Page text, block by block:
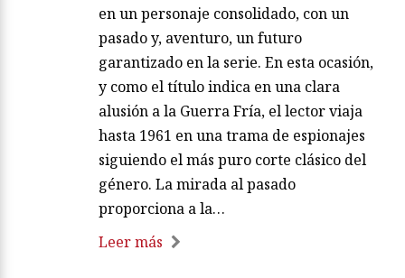
en un personaje consolidado, con un
pasado y, aventuro, un futuro
garantizado en la serie. En esta ocasión,
y como el título indica en una clara
alusión a la Guerra Fría, el lector viaja
hasta 1961 en una trama de espionajes
siguiendo el más puro corte clásico del
género. La mirada al pasado
proporciona a la…
Leer más